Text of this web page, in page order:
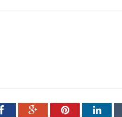
FacebookGoogle+Pinterest